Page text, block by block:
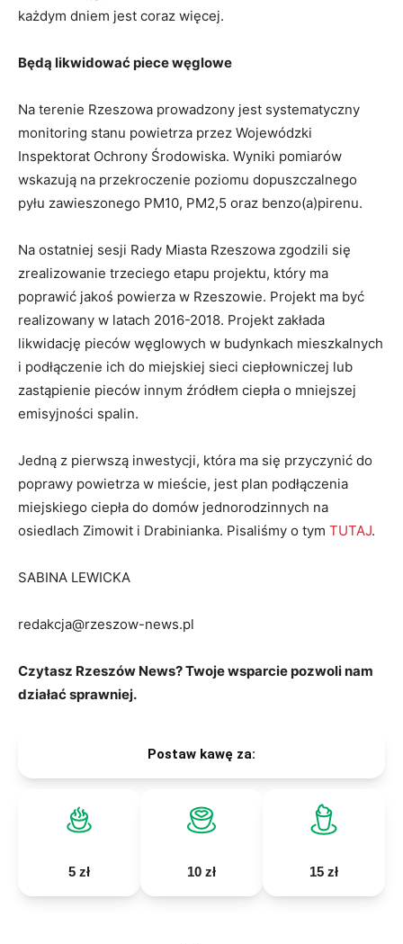
każdym dniem jest coraz więcej.
Będą likwidować piece węglowe
Na terenie Rzeszowa prowadzony jest systematyczny
monitoring stanu powietrza przez Wojewódzki
Inspektorat Ochrony Środowiska. Wyniki pomiarów
wskazują na przekroczenie poziomu dopuszczalnego
pyłu zawieszonego PM10, PM2,5 oraz benzo(a)pirenu.
Na ostatniej sesji Rady Miasta Rzeszowa zgodzili się
zrealizowanie trzeciego etapu projektu, który ma
poprawić jakoś powierza w Rzeszowie. Projekt ma być
realizowany w latach 2016-2018. Projekt zakłada
likwidację pieców węglowych w budynkach mieszkalnych
i podłączenie ich do miejskiej sieci ciepłowniczej lub
zastąpienie pieców innym źródłem ciepła o mniejszej
emisyjności spalin.
Jedną z pierwszą inwestycji, która ma się przyczynić do
poprawy powietrza w mieście, jest plan podłączenia
miejskiego ciepła do domów jednorodzinnych na
osiedlach Zimowit i Drabinianka. Pisaliśmy o tym TUTAJ.
SABINA LEWICKA
redakcja@rzeszow-news.pl
Czytasz Rzeszów News? Twoje wsparcie pozwoli nam
działać sprawniej.
Postaw kawę za:
5 zł 10 zł 15 zł